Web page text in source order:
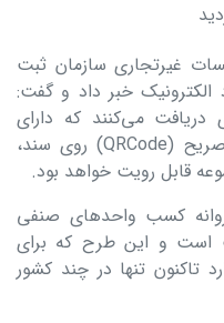
غیرتجاری سازمان ثبت
الکترونیک خبر داد و گفت:
دریافت می‌کنند که دارای
هولوگرام است و با اسکن رمزینه صریح (QRCode) روی سند،
قابل رویت خواهد بود.
کسب واحدهای صنفی
است و این طرح که برای
تاکنون تنها در چند کشور